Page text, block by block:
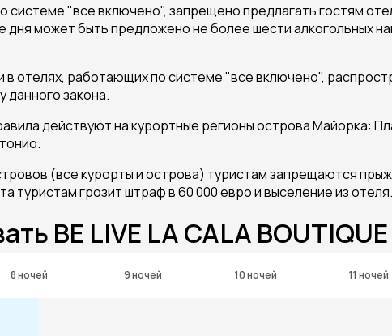
"все включено", запрещено предлагать гостям
дня может быть предложено не более шести алкогольных
в отелях, работающих по системе "все включено",
данного закона.
действуют на курортные регионы острова Майорка:
(все курорты и острова) туристам запрещаются
туристам грозит штраф в 60 000 евро и выселение из отеля.
BE LIVE LA CALA
8 ночей 9 ночей 10 ночей 11 ночей